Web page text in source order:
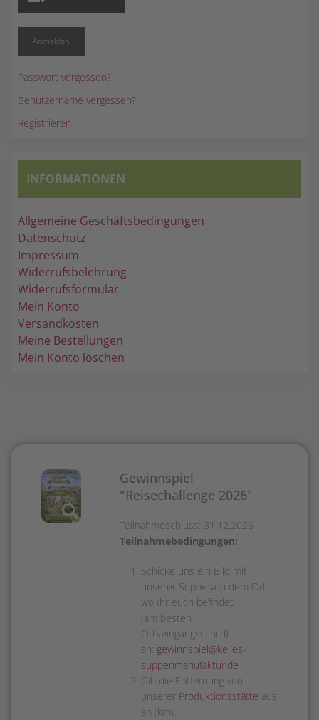
Anmelden
Passwort vergessen?
Benutzername vergessen?
Registrieren
INFORMATIONEN
Allgemeine Geschäftsbedingungen
Datenschutz
Impressum
Widerrufsbelehrung
Widerrufsformular
Mein Konto
Versandkosten
Meine Bestellungen
Mein Konto löschen
Gewinnspiel
"Reisechallenge 2026"
Teilnahmeschluss: 31.12.2026
Teilnahmebedingungen:
Schicke uns ein Bild mit
unserer Suppe von dem Ort
wo Ihr euch befindet
(am besten
Ortseingangsschild)
an: gewinnspiel@kelles-
suppenmanufaktur.de
Gib die Entfernung von
unserer Produktionsstätte aus
an (km).